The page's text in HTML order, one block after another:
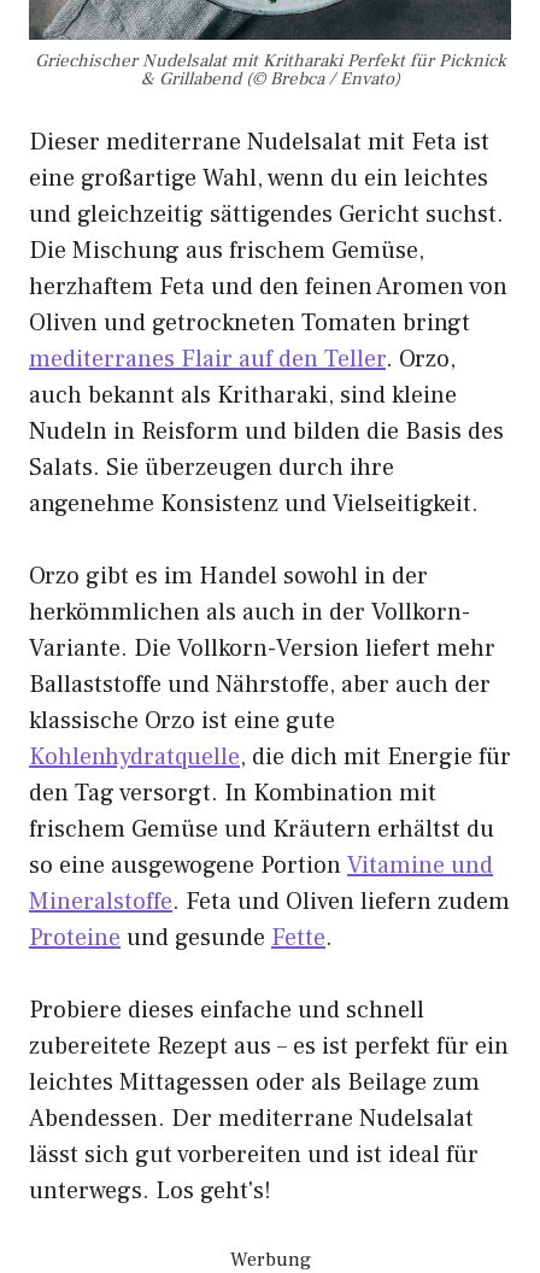
Griechischer Nudelsalat mit Kritharaki Perfekt für Picknick
& Grillabend (© Brebca / Envato)
Dieser mediterrane Nudelsalat mit Feta ist
eine großartige Wahl, wenn du ein leichtes
und gleichzeitig sättigendes Gericht suchst.
Die Mischung aus frischem Gemüse,
herzhaftem Feta und den feinen Aromen von
Oliven und getrockneten Tomaten bringt
mediterranes Flair auf den Teller. Orzo,
auch bekannt als Kritharaki, sind kleine
Nudeln in Reisform und bilden die Basis des
Salats. Sie überzeugen durch ihre
angenehme Konsistenz und Vielseitigkeit.
Orzo gibt es im Handel sowohl in der
herkömmlichen als auch in der Vollkorn-
Variante. Die Vollkorn-Version liefert mehr
Ballaststoffe und Nährstoffe, aber auch der
klassische Orzo ist eine gute
Kohlenhydratquelle, die dich mit Energie für
den Tag versorgt. In Kombination mit
frischem Gemüse und Kräutern erhältst du
so eine ausgewogene PortionVitamine und
Mineralstoffe. Feta und Oliven liefern zudem
Proteine und gesunde Fette.
Probiere dieses einfache und schnell
zubereitete Rezept aus – es ist perfekt für ein
leichtes Mittagessen oder als Beilage zum
Abendessen. Der mediterrane Nudelsalat
lässt sich gut vorbereiten und ist ideal für
unterwegs. Los geht's!
Werbung